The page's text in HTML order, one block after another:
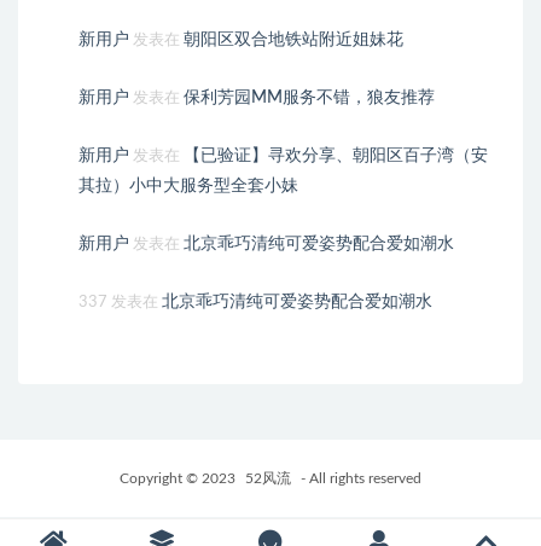
新用户 发表在 朝阳区双合地铁站附近姐妹花
新用户 发表在 保利芳园MM服务不错，狼友推荐
新用户 发表在
【已验证】寻欢分享、朝阳区百子湾（安
其拉）小中大服务型全套小妹
新用户 发表在 北京乖巧清纯可爱姿势配合爱如潮水
337 发表在 北京乖巧清纯可爱姿势配合爱如潮水
Copyright © 2023 52风流 - All rights reserved